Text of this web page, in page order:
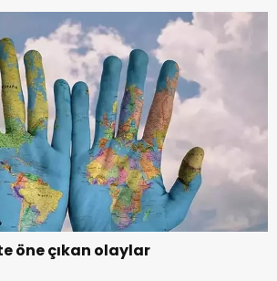
öne çıkan olaylar